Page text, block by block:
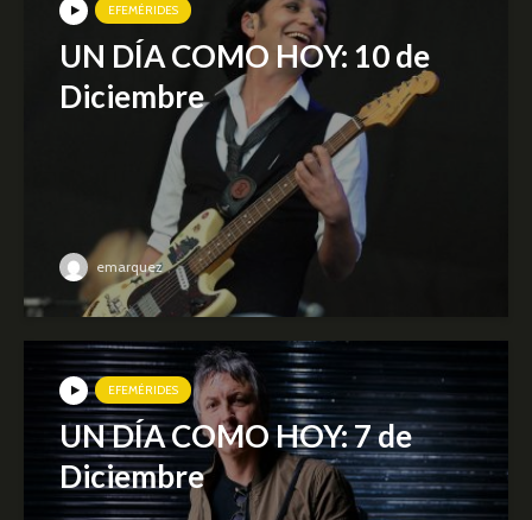
EFEMÉRIDES
UN DÍA COMO HOY: 10 de
Diciembre
emarquez
EFEMÉRIDES
UN DÍA COMO HOY: 7 de
Diciembre